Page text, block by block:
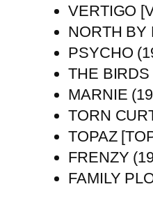
VERTIGO
NORTH BY
PSYCHO
THE
MARNIE
TORN
TOPAZ
FRENZY
FAMILY